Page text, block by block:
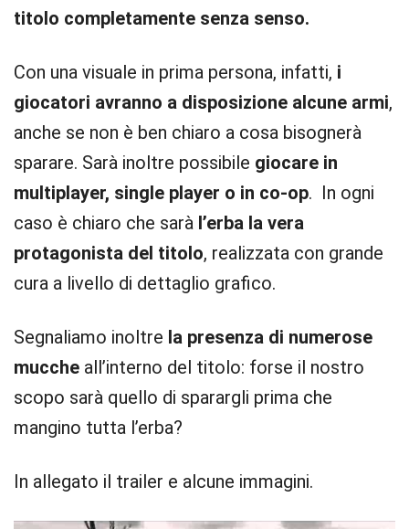
titolo completamente senza senso.
Con una visuale in prima persona, infatti, i
giocatori avranno a disposizione alcune armi,
anche se non è ben chiaro a cosa bisognerà
sparare. Sarà inoltre possibile giocare in
multiplayer, single player o in co-op. In ogni
caso è chiaro che sarà l’erba la vera
protagonista del titolo, realizzata con grande
cura a livello di dettaglio grafico.
Segnaliamo inoltre la presenza di numerose
mucche all’interno del titolo: forse il nostro
scopo sarà quello di sparargli prima che
mangino tutta l’erba?
In allegato il trailer e alcune immagini.